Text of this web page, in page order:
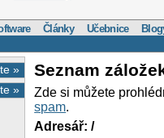
Články Učebnice
»
»
Seznam
Zde si můžete
spam.
Adresář: /